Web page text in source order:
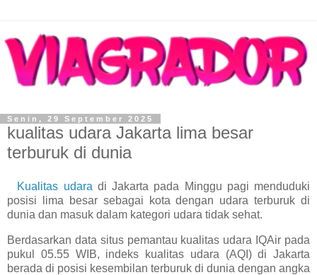
Senin, 29 September 2025
kualitas udara Jakarta lima besar
terburuk di dunia
Kualitas udara di Jakarta pada Minggu pagi menduduki
posisi lima besar sebagai kota dengan udara terburuk di
dunia dan masuk dalam kategori udara tidak sehat.
Berdasarkan data situs pemantau kualitas udara IQAir pada
pukul 05.55 WIB, indeks kualitas udara (AQI) di Jakarta
berada di posisi kesembilan terburuk di dunia dengan angka